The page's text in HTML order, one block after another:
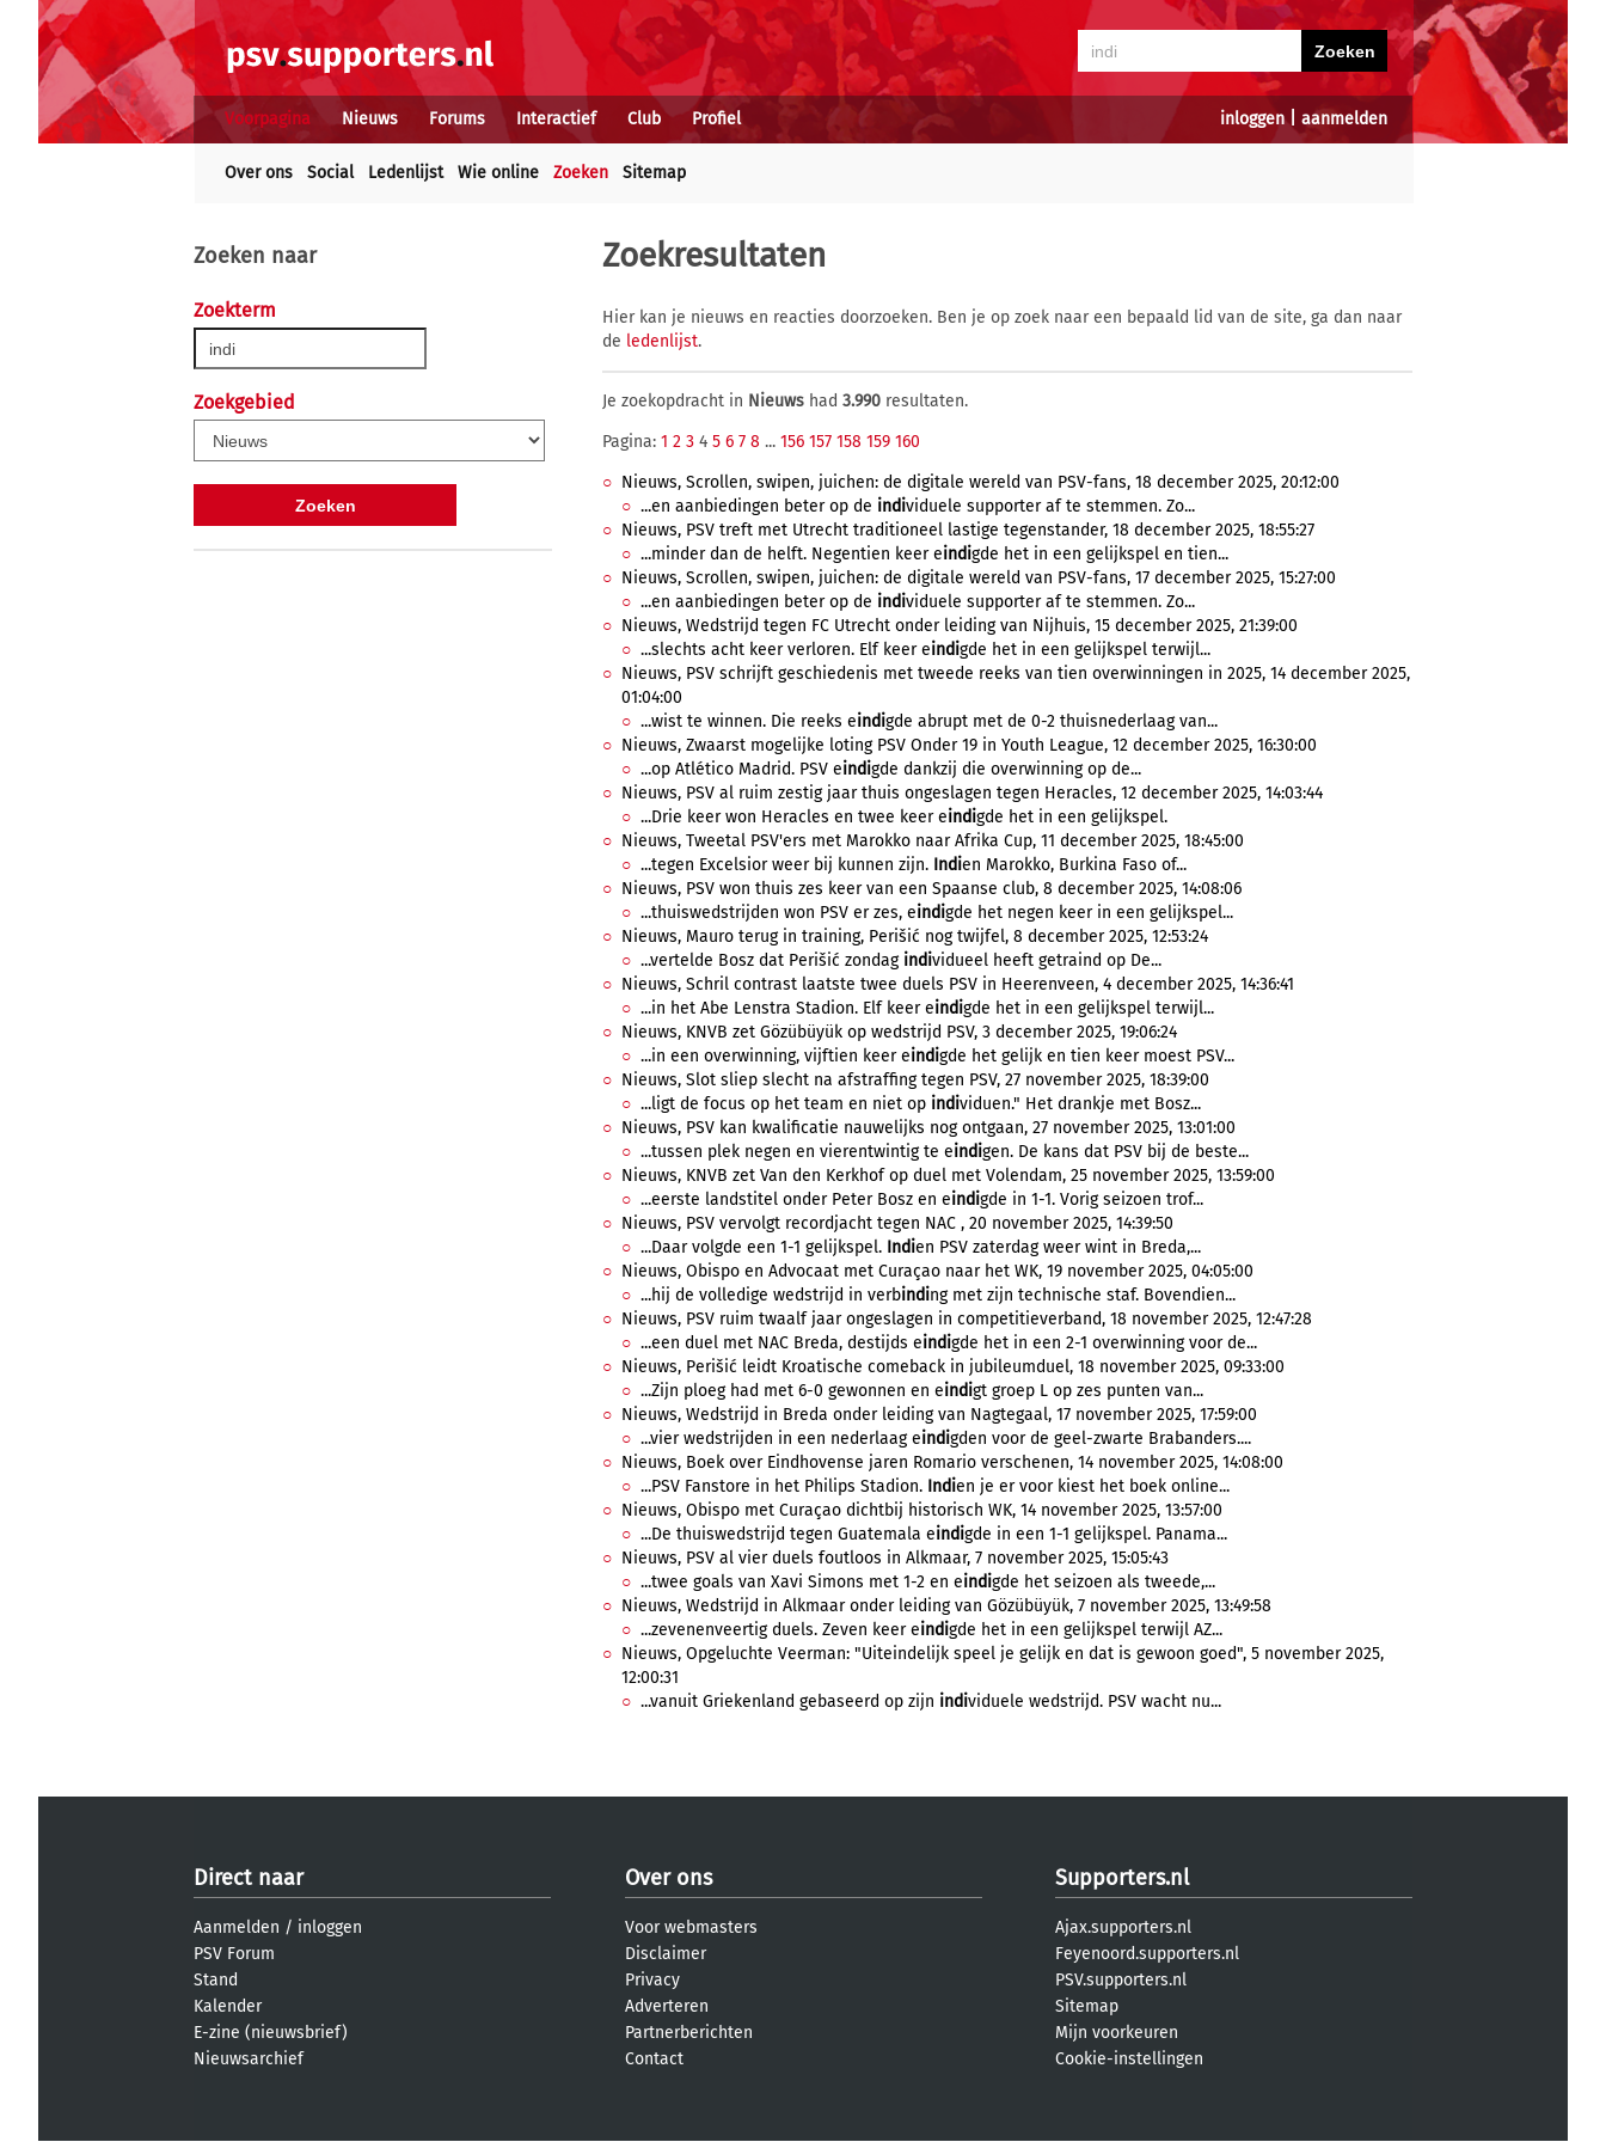
inloggen| aanmelden
Voorpagina Nieuws Forums Interactief Club Profiel
Over ons Social Ledenlijst Wie online Zoeken Sitemap
Zoeken naar
Zoekterm
Zoekgebied
Zoekresultaten
Hier kan je nieuws en reacties doorzoeken. Ben je op zoek naar een bepaald lid van de site, ga dan naar
de ledenlijst.
Je zoekopdracht in Nieuws had 3.990 resultaten.
Pagina: 1 2 3 4 5 6 7 8 ... 156 157 158 159 160
Nieuws, Scrollen, swipen, juichen: de digitale wereld van PSV-fans, 18 december 2025, 20:12:00
...en aanbiedingen beter op de individuele supporter af te stemmen. Zo...
Nieuws, PSV treft met Utrecht traditioneel lastige tegenstander, 18 december 2025, 18:55:27
...minder dan de helft. Negentien keer eindigde het in een gelijkspel en tien...
Nieuws, Scrollen, swipen, juichen: de digitale wereld van PSV-fans, 17 december 2025, 15:27:00
...en aanbiedingen beter op de individuele supporter af te stemmen. Zo...
Nieuws, Wedstrijd tegen FC Utrecht onder leiding van Nijhuis, 15 december 2025, 21:39:00
...slechts acht keer verloren. Elf keer eindigde het in een gelijkspel terwijl...
Nieuws, PSV schrijft geschiedenis met tweede reeks van tien overwinningen in 2025, 14 december 2025,
01:04:00
...wist te winnen. Die reeks eindigde abrupt met de 0-2 thuisnederlaag van...
Nieuws, Zwaarst mogelijke loting PSV Onder 19 in Youth League, 12 december 2025, 16:30:00
...op Atlético Madrid. PSV eindigde dankzij die overwinning op de...
Nieuws, PSV al ruim zestig jaar thuis ongeslagen tegen Heracles, 12 december 2025, 14:03:44
...Drie keer won Heracles en twee keer eindigde het in een gelijkspel.
Nieuws, Tweetal PSV'ers met Marokko naar Afrika Cup, 11 december 2025, 18:45:00
...tegen Excelsior weer bij kunnen zijn. Indien Marokko, Burkina Faso of...
Nieuws, PSV won thuis zes keer van een Spaanse club, 8 december 2025, 14:08:06
...thuiswedstrijden won PSV er zes, eindigde het negen keer in een gelijkspel...
Nieuws, Mauro terug in training, Perišić nog twijfel, 8 december 2025, 12:53:24
...vertelde Bosz dat Perišić zondag individueel heeft getraind op De...
Nieuws, Schril contrast laatste twee duels PSV in Heerenveen, 4 december 2025, 14:36:41
...in het Abe Lenstra Stadion. Elf keer eindigde het in een gelijkspel terwijl...
Nieuws, KNVB zet Gözübüyük op wedstrijd PSV, 3 december 2025, 19:06:24
...in een overwinning, vijftien keer eindigde het gelijk en tien keer moest PSV...
Nieuws, Slot sliep slecht na afstraffing tegen PSV, 27 november 2025, 18:39:00
...ligt de focus op het team en niet op individuen." Het drankje met Bosz...
Nieuws, PSV kan kwalificatie nauwelijks nog ontgaan, 27 november 2025, 13:01:00
...tussen plek negen en vierentwintig te eindigen. De kans dat PSV bij de beste...
Nieuws, KNVB zet Van den Kerkhof op duel met Volendam, 25 november 2025, 13:59:00
...eerste landstitel onder Peter Bosz en eindigde in 1-1. Vorig seizoen trof...
Nieuws, PSV vervolgt recordjacht tegen NAC , 20 november 2025, 14:39:50
...Daar volgde een 1-1 gelijkspel. Indien PSV zaterdag weer wint in Breda,...
Nieuws, Obispo en Advocaat met Curaçao naar het WK, 19 november 2025, 04:05:00
...hij de volledige wedstrijd in verbinding met zijn technische staf. Bovendien...
Nieuws, PSV ruim twaalf jaar ongeslagen in competitieverband, 18 november 2025, 12:47:28
...een duel met NAC Breda, destijds eindigde het in een 2-1 overwinning voor de...
Nieuws, Perišić leidt Kroatische comeback in jubileumduel, 18 november 2025, 09:33:00
...Zijn ploeg had met 6-0 gewonnen en eindigt groep L op zes punten van...
Nieuws, Wedstrijd in Breda onder leiding van Nagtegaal, 17 november 2025, 17:59:00
...vier wedstrijden in een nederlaag eindigden voor de geel-zwarte Brabanders....
Nieuws, Boek over Eindhovense jaren Romario verschenen, 14 november 2025, 14:08:00
...PSV Fanstore in het Philips Stadion. Indien je er voor kiest het boek online...
Nieuws, Obispo met Curaçao dichtbij historisch WK, 14 november 2025, 13:57:00
...De thuiswedstrijd tegen Guatemala eindigde in een 1-1 gelijkspel. Panama...
Nieuws, PSV al vier duels foutloos in Alkmaar, 7 november 2025, 15:05:43
...twee goals van Xavi Simons met 1-2 en eindigde het seizoen als tweede,...
Nieuws, Wedstrijd in Alkmaar onder leiding van Gözübüyük, 7 november 2025, 13:49:58
...zevenenveertig duels. Zeven keer eindigde het in een gelijkspel terwijl AZ...
Nieuws, Opgeluchte Veerman: "Uiteindelijk speel je gelijk en dat is gewoon goed", 5 november 2025,
12:00:31
...vanuit Griekenland gebaseerd op zijn individuele wedstrijd. PSV wacht nu...
Direct naar
Aanmelden / inloggen
PSV Forum
Stand
Kalender
E-zine (nieuwsbrief)
Nieuwsarchief
Over ons
Voor webmasters
Disclaimer
Privacy
Adverteren
Partnerberichten
Contact
Supporters.nl
Ajax.supporters.nl
Feyenoord.supporters.nl
PSV.supporters.nl
Sitemap
Mijn voorkeuren
Cookie-instellingen